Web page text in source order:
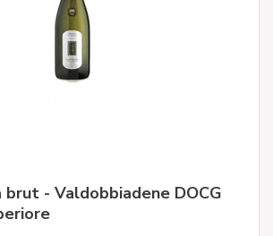
brut - Valdobbiadene DOCG